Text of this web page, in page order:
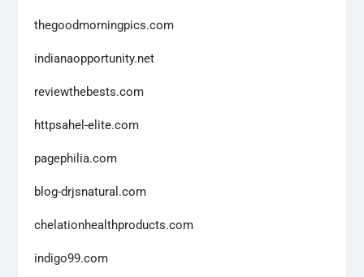
thegoodmorningpics.com
indianaopportunity.net
reviewthebests.com
httpsahel-elite.com
pagephilia.com
blog-drjsnatural.com
chelationhealthproducts.com
indigo99.com